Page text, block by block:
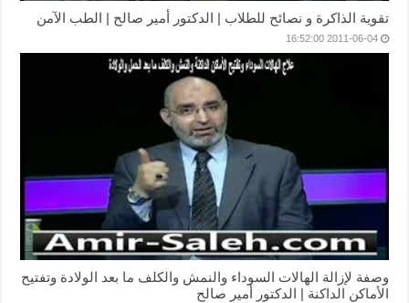
تقوية الذاكرة و نصائح للطلاب | الدكتور أمير صالح | الطب الآمن
2011-06-04 16:52:00
وصفة لإزالة الهالات السوداء والنمش والكلف ما بعد الولادة وتفتيح
الأماكن الداكنة | الدكتور أمير صالح